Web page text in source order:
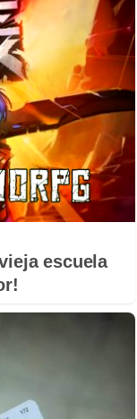
escuela